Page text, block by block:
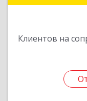
Клиентов на